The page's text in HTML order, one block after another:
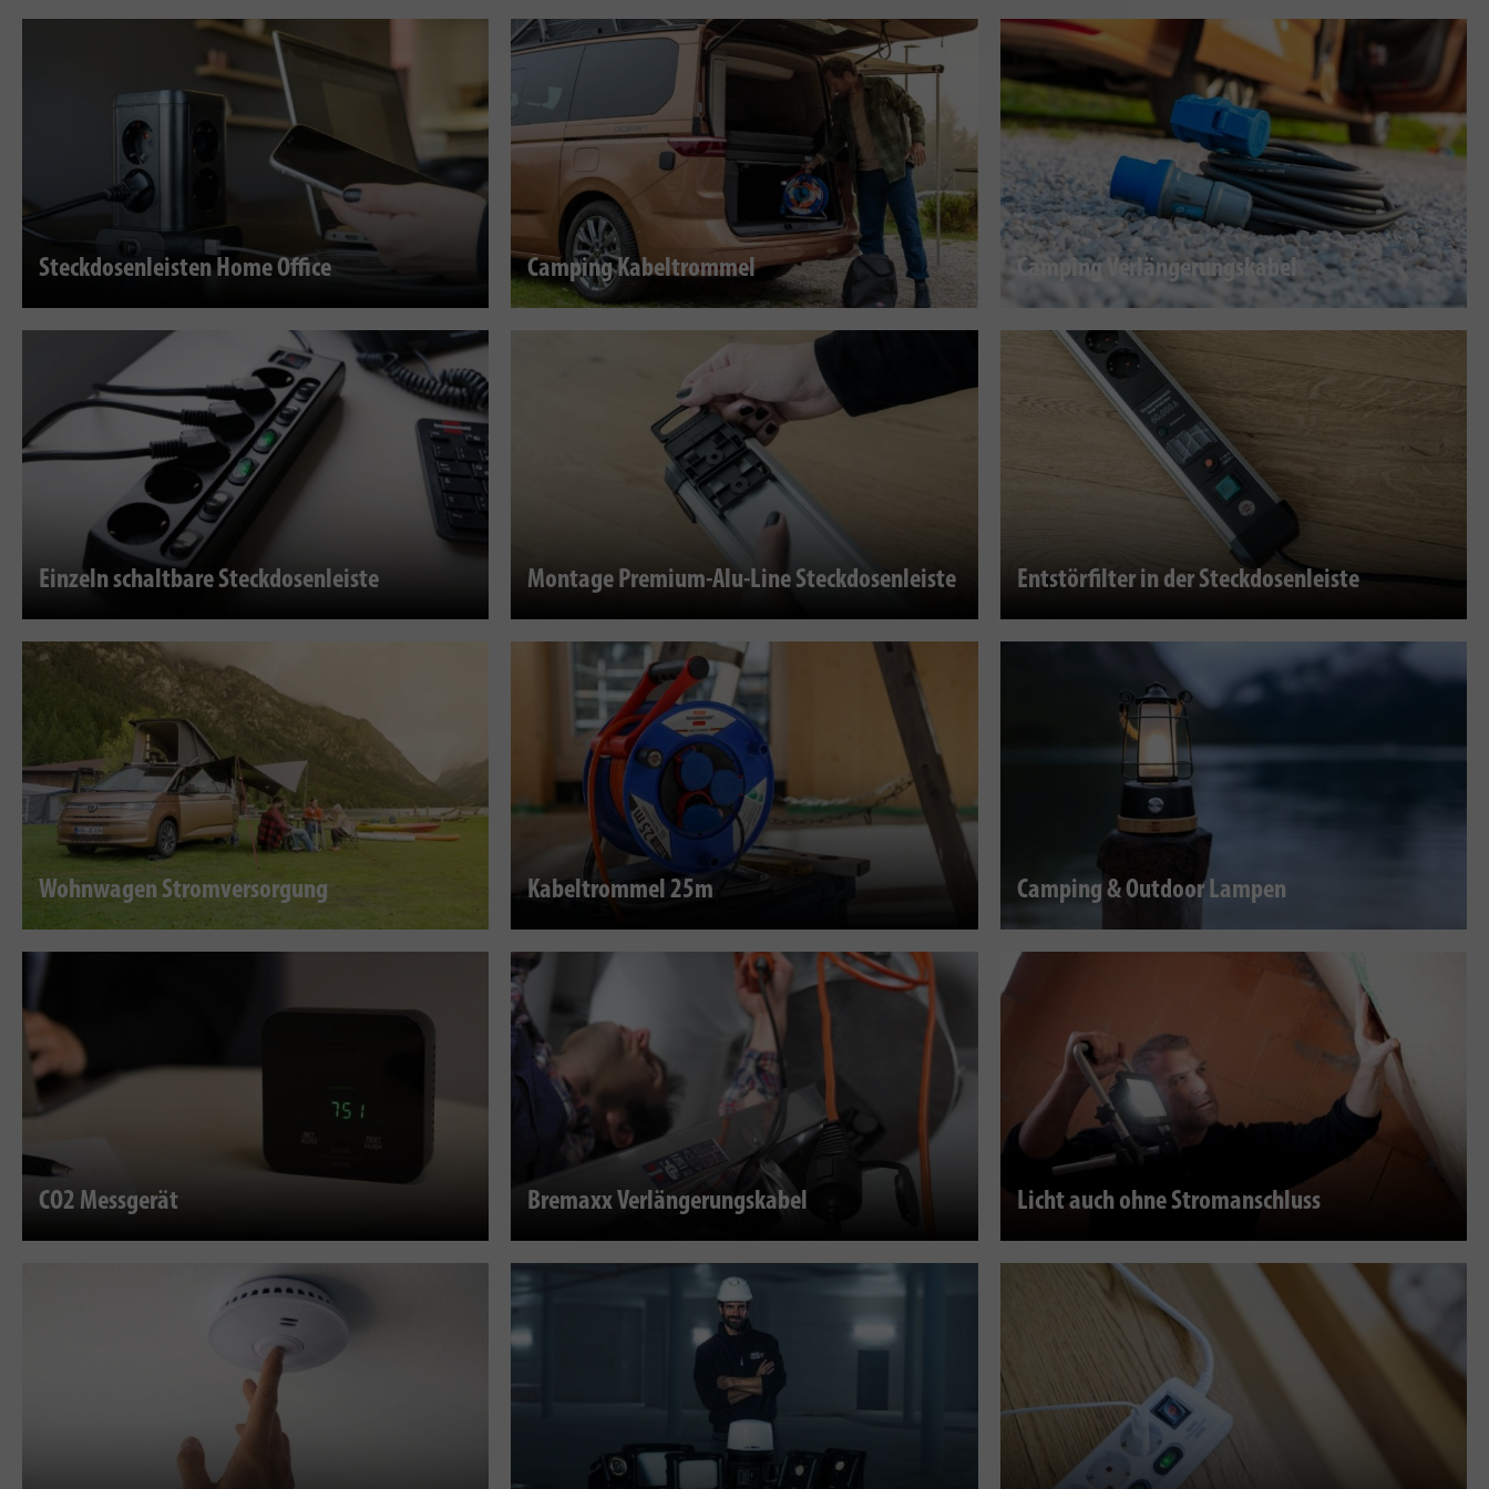
Steckdosenleisten Home Office Camping Kabeltrommel Camping Verlängerungskabel
Einzeln schaltbare Steckdosenleiste Montage Premium-Alu-Line Steckdosenleiste Entstörfilter in der Steckdosenleiste
Wohnwagen Stromversorgung Kabeltrommel 25m Camping & Outdoor Lampen
CO2 Messgerät Bremaxx Verlängerungskabel Licht auch ohne Stromanschluss